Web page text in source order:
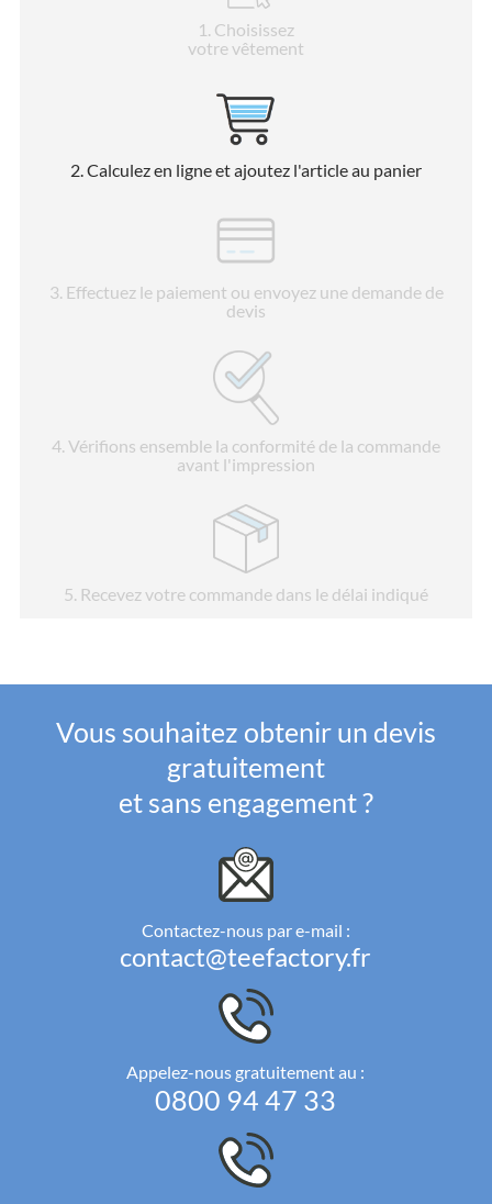
1 . Choisissez
votre vêtement
2. Calculez en ligne et ajoutez l'article au panier
3. Effectuez le paiement ou envoyez une demande de
devis
4 . Vérifions ensemble la conformité de la commande
avant l'impression
5. Recevez votre commande dans le délai indiqué
Vous souhaitez obtenir un devis
gratuitement
et sans engagement ?
Contactez-nous par e-mail :
contact@teefactory.fr
Appelez-nous gratuitement au :
0800 94 47 33